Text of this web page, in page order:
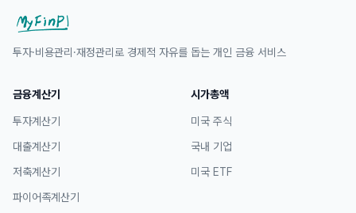
투자·비용관리·재정관리로 경제적 자유를 돕는 개인 금융 서비스
금융계산기
투자계산기
대출계산기
저축계산기
파이어족계산기
시가총액
미국 주식
국내 기업
미국 ETF